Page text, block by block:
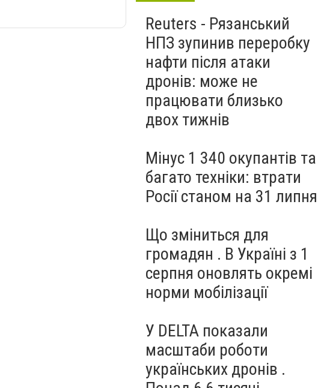
Reuters - Рязанський
НПЗ зупинив переробку
нафти після атаки
дронів: може не
працювати близько
двох тижнів
Мінус 1 340 окупантів та
багато техніки: втрати
Росії станом на 31 липня
Що зміниться для
громадян . В Україні з 1
серпня оновлять окремі
норми мобілізації
У DELTA показали
масштаби роботи
українських дронів .